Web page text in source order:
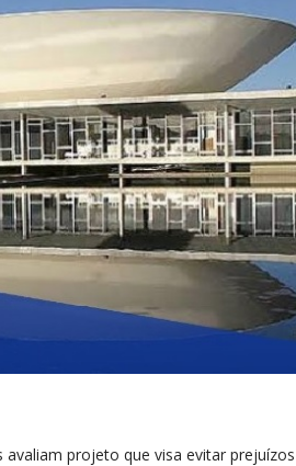
projeto que visa evitar prejuízos